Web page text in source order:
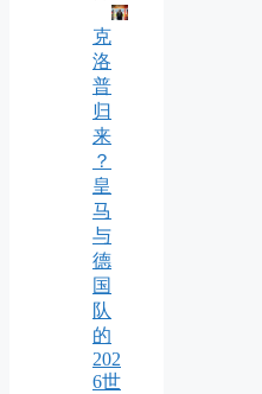
克
洛
普
归
来
？
皇
马
与
德
国
队
的
202
6世